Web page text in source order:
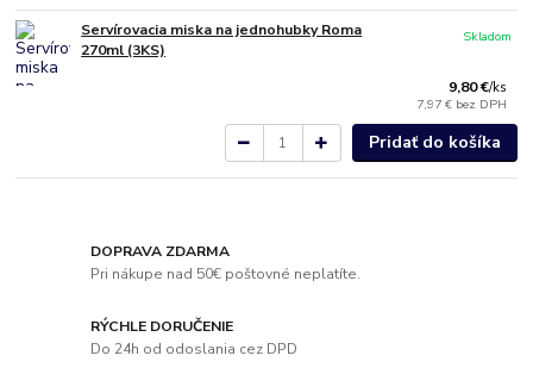
Servírovacia miska na jednohubky Roma
270ml (3KS)
9,80 €/ks
7,97 € bez DPH
Skladom
Pridať do košíka
DOPRAVA ZDARMA
Pri nákupe nad 50€ poštovné neplatíte.
RÝCHLE DORUČENIE
Do 24h od odoslania cez DPD